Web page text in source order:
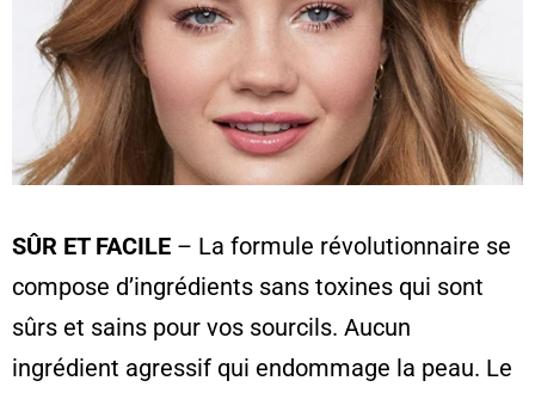
SÛR ET FACILE – La formule révolutionnaire se
compose d’ingrédients sans toxines qui sont
sûrs et sains pour vos sourcils. Aucun
ingrédient agressif qui endommage la peau. Le